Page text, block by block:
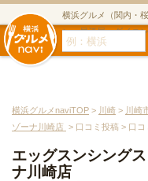
横浜グルメ（関内・
ン・居酒屋・ダイニ
横浜グルメnaviTOP > 川崎 > 川崎
ゾーナ川崎店 > 口コミ投稿 > 口コ
エッグスンシン
ナ川崎店